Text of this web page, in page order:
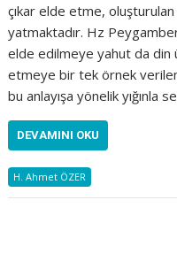
çıkar elde etme,
yatmaktadır. Hz
elde edilmeye yahut da din
etmeye bir tek örnek
bu anlayışa yönelik
DEVAMINI OKU
H. Ahmet ÖZER